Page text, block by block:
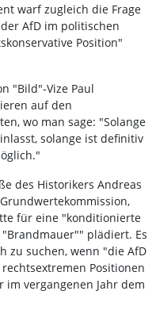
warf zugleich die Frage
AfD im politischen
Position"
"Bild"-Vize Paul
auf den
wo man sage: "Solange
solange ist definitiv
des Historikers Andreas
für eine "konditionierte
plädiert. Es
zu suchen, wenn "die AfD
Positionen
im vergangenen Jahr dem